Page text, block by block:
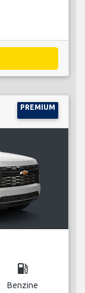
PREMIUM
local_gas_station
Benzine